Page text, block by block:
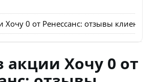
Хочу 0 от Ренессанс: отзывы
акции Хочу 0 от